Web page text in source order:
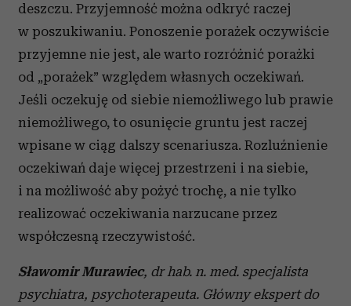
deszczu. Przyjemność można odkryć raczej
w poszukiwaniu. Ponoszenie porażek oczywiście
przyjemne nie jest, ale warto rozróżnić porażki
od „porażek” względem własnych oczekiwań.
Jeśli oczekuję od siebie niemożliwego lub prawie
niemożliwego, to osunięcie gruntu jest raczej
wpisane w ciąg dalszy scenariusza. Rozluźnienie
oczekiwań daje więcej przestrzeni i na siebie,
i na możliwość aby pożyć trochę, a nie tylko
realizować oczekiwania narzucane przez
współczesną rzeczywistość.
Sławomir Murawiec, dr hab. n. med. specjalista
psychiatra, psychoterapeuta. Główny ekspert do